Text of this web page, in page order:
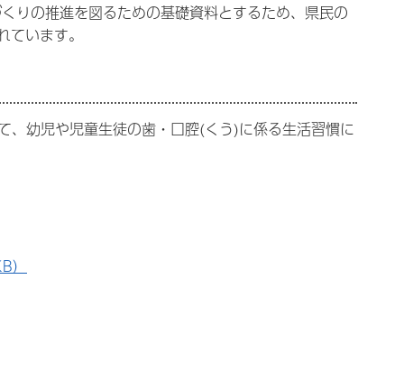
りの推進を図るための基礎資料とするため、県民の
います。
幼児や児童生徒の歯・口腔(くう)に係る生活習慣に